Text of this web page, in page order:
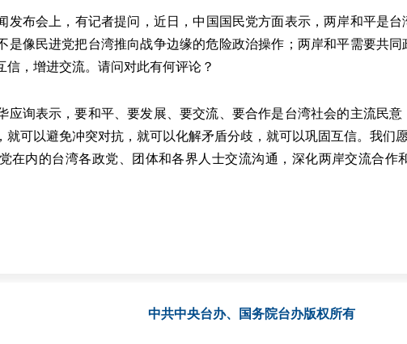
布会上，有记者提问，近日，中国国民党方面表示，两岸和平是台
是像民进党把台湾推向战争边缘的危险政治操作；两岸和平需要共
，增进交流。请问对此有何评论？
询表示，要和平、要发展、要交流、要合作是台湾社会的主流民意
可以避免冲突对抗，就可以化解矛盾分歧，就可以巩固互信。我们
在内的台湾各政党、团体和各界人士交流沟通，深化两岸交流合作
中共中央台办、国务院台办版权所有